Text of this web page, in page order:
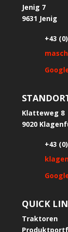
Jenig 7
9631 Jenig
+43
Klatteweg 8
9020
+43
QUICK
Traktoren